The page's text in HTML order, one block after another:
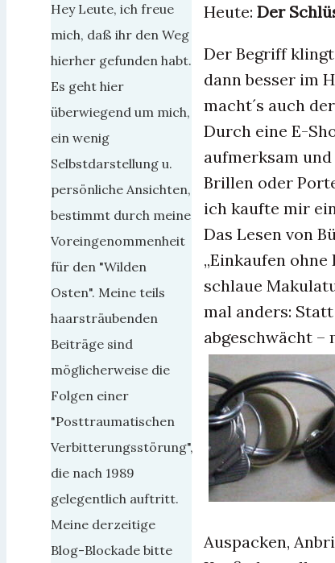
Heute: Der
Der Begriff
dann besser im
macht´s auch
Durch eine E-
aufmerksam
Brillen oder
ich kaufte mir
Das Lesen von
„Einkaufen
schlaue
mal anders:
abgeschwächt –
Auspacken,
Hey Leute, ich freue
mich, daß ihr den Weg
hierher gefunden habt.
Es geht hier
überwiegend um mich,
ein wenig
Selbstdarstellung u.
persönliche Ansichten,
bestimmt durch meine
Voreingenommenheit
für den "Wilden
Osten". Meine teils
haarsträubenden
Beiträge sind
möglicherweise die
Folgen einer
"Posttraumatischen
Verbitterungsstörung",
die nach 1989
gelegentlich auftritt.
Meine derzeitige
Blog-Blockade bitte